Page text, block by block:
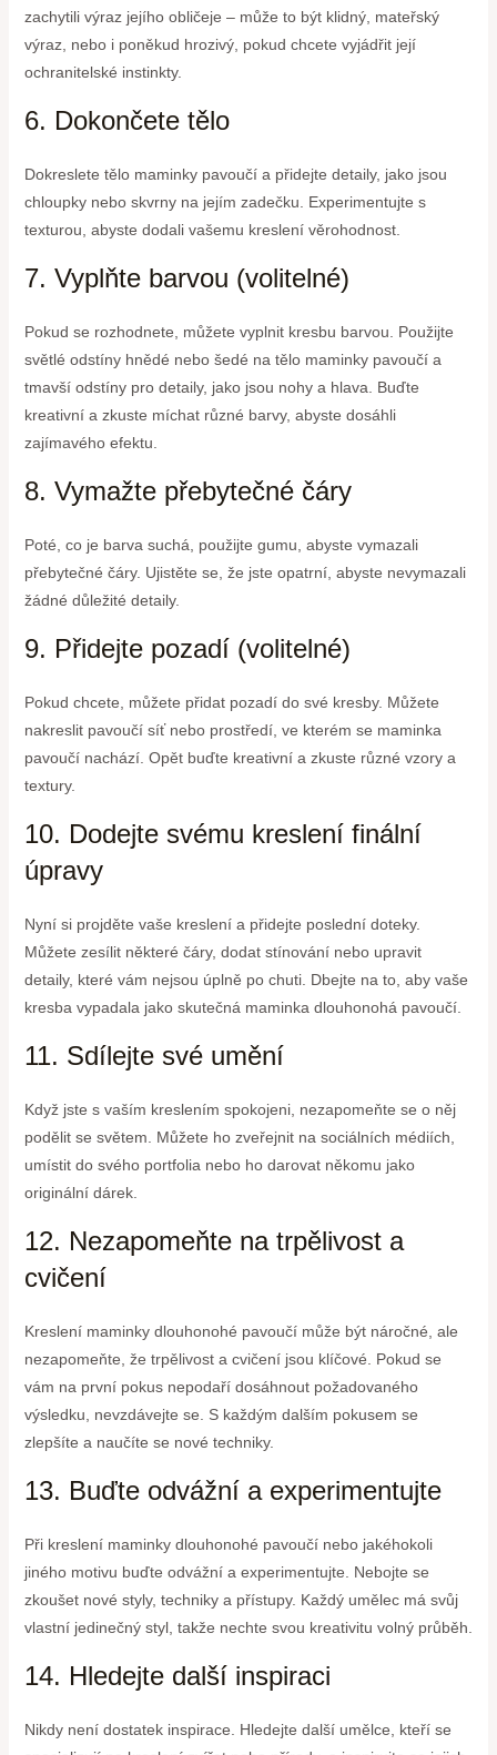
zachytili výraz jejího obličeje – může to být klidný, mateřský
výraz, nebo i poněkud hrozivý, pokud chcete vyjádřit její
ochranitelské instinkty.
6. Dokončete tělo
Dokreslete tělo maminky pavoučí a přidejte detaily, jako jsou
chloupky nebo skvrny na jejím zadečku. Experimentujte s
texturou, abyste dodali vašemu kreslení věrohodnost.
7. Vyplňte barvou (volitelné)
Pokud se rozhodnete, můžete vyplnit kresbu barvou. Použijte
světlé odstíny hnědé nebo šedé na tělo maminky pavoučí a
tmavší odstíny pro detaily, jako jsou nohy a hlava. Buďte
kreativní a zkuste míchat různé barvy, abyste dosáhli
zajímavého efektu.
8. Vymažte přebytečné čáry
Poté, co je barva suchá, použijte gumu, abyste vymazali
přebytečné čáry. Ujistěte se, že jste opatrní, abyste nevymazali
žádné důležité detaily.
9. Přidejte pozadí (volitelné)
Pokud chcete, můžete přidat pozadí do své kresby. Můžete
nakreslit pavoučí síť nebo prostředí, ve kterém se maminka
pavoučí nachází. Opět buďte kreativní a zkuste různé vzory a
textury.
10. Dodejte svému kreslení finální
úpravy
Nyní si projděte vaše kreslení a přidejte poslední doteky.
Můžete zesílit některé čáry, dodat stínování nebo upravit
detaily, které vám nejsou úplně po chuti. Dbejte na to, aby vaše
kresba vypadala jako skutečná maminka dlouhonohá pavoučí.
11. Sdílejte své umění
Když jste s vaším kreslením spokojeni, nezapomeňte se o něj
podělit se světem. Můžete ho zveřejnit na sociálních médiích,
umístit do svého portfolia nebo ho darovat někomu jako
originální dárek.
12. Nezapomeňte na trpělivost a
cvičení
Kreslení maminky dlouhonohé pavoučí může být náročné, ale
nezapomeňte, že trpělivost a cvičení jsou klíčové. Pokud se
vám na první pokus nepodaří dosáhnout požadovaného
výsledku, nevzdávejte se. S každým dalším pokusem se
zlepšíte a naučíte se nové techniky.
13. Buďte odvážní a experimentujte
Při kreslení maminky dlouhonohé pavoučí nebo jakéhokoli
jiného motivu buďte odvážní a experimentujte. Nebojte se
zkoušet nové styly, techniky a přístupy. Každý umělec má svůj
vlastní jedinečný styl, takže nechte svou kreativitu volný průběh.
14. Hledejte další inspiraci
Nikdy není dostatek inspirace. Hledejte další umělce, kteří se